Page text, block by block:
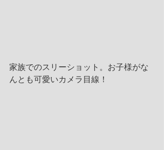
家族でのスリーショット。お子様がな
んとも可愛いカメラ目線！